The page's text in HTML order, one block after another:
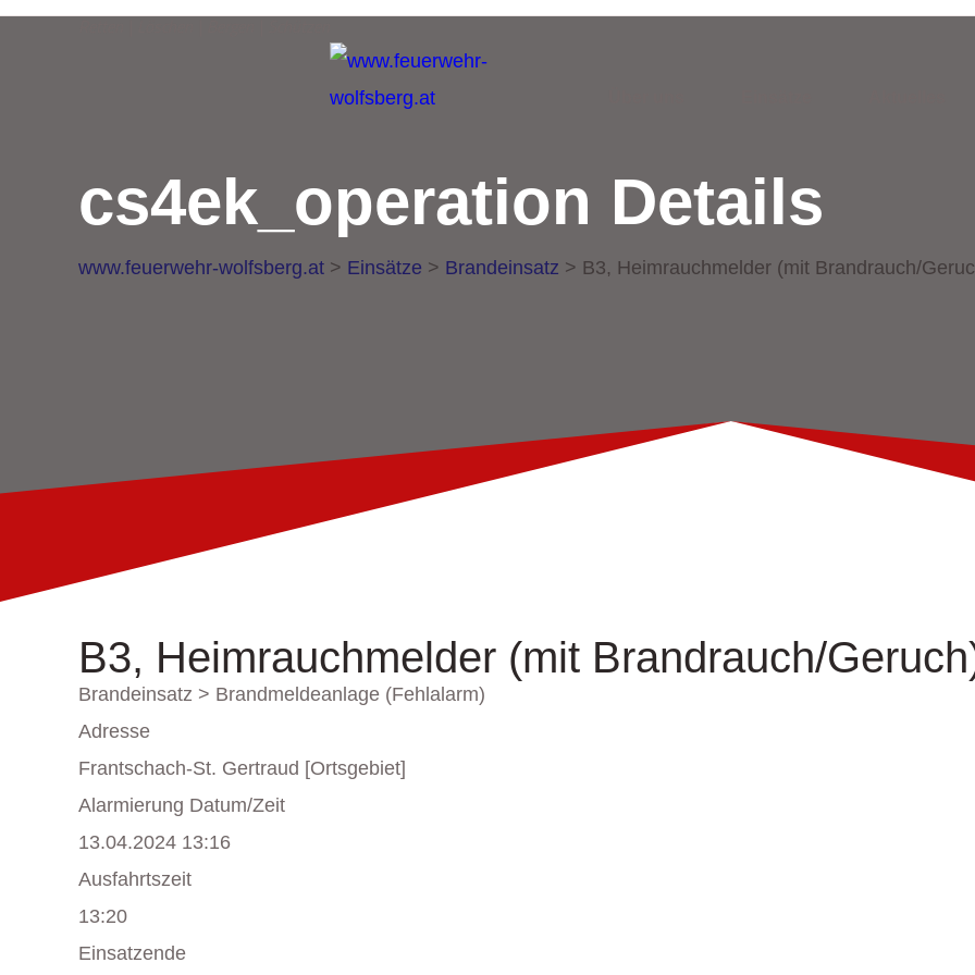
cs4ek_operation Details
www.feuerwehr-wolfsberg.at > Einsätze > Brandeinsatz > B3, Heimrauchmelder (mit Brandrauch/
B3, Heimrauchmelder (mit Brandrauch/
Brandeinsatz > Brandmeldeanlage (Fehlalarm)
Adresse
Frantschach-St. Gertraud [Ortsgebiet]
Alarmierung Datum/Zeit
13.04.2024 13:16
Ausfahrtszeit
13:20
Einsatzende